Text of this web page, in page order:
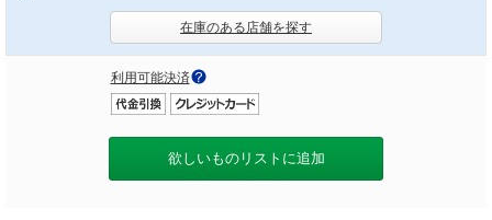
在庫のある店舗を探す
利用可能決済
欲しいものリストに追加